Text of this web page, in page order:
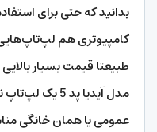
بدانید که حتی برای
کامپیوتری هم
مدل آیدیا پد
عمومی یا همان خانگی